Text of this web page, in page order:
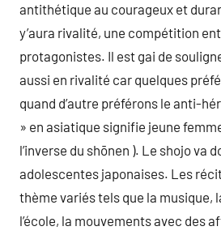
antithétique au courageux et
y’aura rivalité, une compétition
protagonistes. Il est gai de
aussi en rivalité car quelques
quand d’autre préférons le anti-
» en asiatique signifie jeune
l’inverse du shōnen ). Le shojo va
adolescentes japonaises. Les
thème variés tels que la musique,
l’école, la mouvements avec des